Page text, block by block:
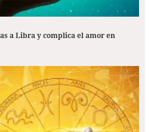
a Libra y complica el amor en